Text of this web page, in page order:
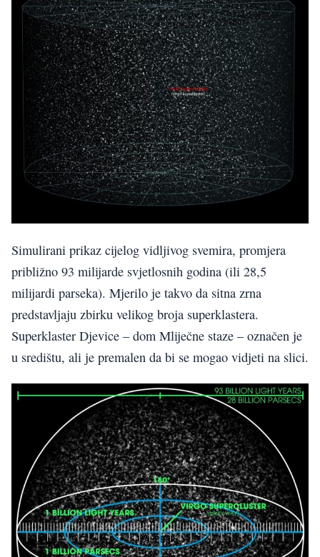
Simulirani prikaz cijelog vidljivog svemira, promjera
približno 93 milijarde svjetlosnih godina (ili 28,5
milijardi parseka). Mjerilo je takvo da sitna zrna
predstavljaju zbirku velikog broja superklastera.
Superklaster Djevice – dom Mliječne staze – označen je
u središtu, ali je premalen da bi se mogao vidjeti na slici.